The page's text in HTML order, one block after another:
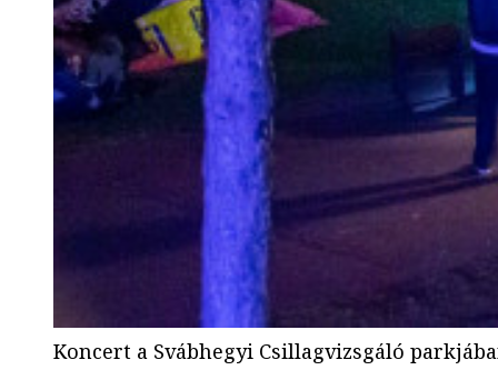
Koncert a Svábhegyi Csillagvizsgáló